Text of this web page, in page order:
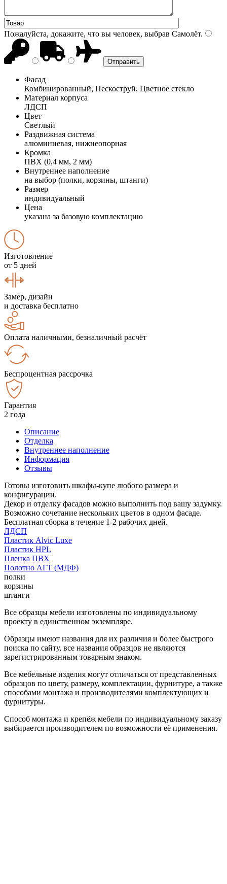
Пожалуйста, докажите, что вы человек, выбрав Самолёт.
Фасад
Комбинированный, Пескоструй, Цветное стекло
Материал корпуса
ЛДСП
Цвет
Светлый
Раздвижная система
алюминиевая, нижнеопорная
Кромка
ПВХ (0,4 мм, 2 мм)
Внутреннее наполнение
на выбор (полки, корзины, штанги)
Размер
индивидуальный
Цена
указана за базовую комплектацию
Изготовление
от 5 дней
Замер, дизайн
и доставка бесплатно
Оплата наличными, безналичный расчёт
Беспроцентная рассрочка
Гарантия
2 года
Описание
Отделка
Внутреннее наполнение
Информация
Отзывы
Готовы изготовить шкафы-купе любого размера и
конфигурации.
Декор и отделку фасадов можно выполнить под вашу задумку.
Возможно сочетание нескольких цветов в одном фасаде.
Бесплатная сборка в течение 1-2 рабочих дней.
ЛДСП
Пластик Alvic Luxe
Пластик HPL
Пленка ПВХ
Полотно АГТ (МДФ)
полки
корзины
штанги
Все образцы мебели изготовлены по индивидуальному
проекту в единственном экземпляре.
Образцы имеют названия для их различия и более быстрого
поиска по сайту, все названия образцов не являются
зарегистрированным товарным знаком.
Все мебельные изделия могут отличаться от представленных
образцов по цвету, размеру, комплектации, фурнитуре, а также
способами монтажа и производителями комплектующих и
фурнитуры.
Способ монтажа и крепёж мебели по индивидуальному заказу
выбирается производителем по возможности её применения.